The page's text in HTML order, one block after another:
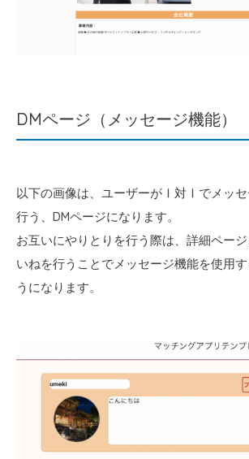
DMページ（メッセージ機能）
以下の画像は、ユーザーがⅠ対Ⅰでメッセ
行う、DMページになります。
お互いにやりとりを行う際は、詳細ペー
いねを行うことでメッセージ機能を使用
うになります。